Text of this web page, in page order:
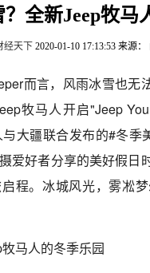
全新Jeep牧马
经天下 2020-01-10 17:13:53 来源：
而言，风雨冰雪也无
牧马人开启"Jeep
大疆联合发布的#冬季
爱好者分享的美好假日
程。冰城风光，雾凇